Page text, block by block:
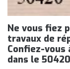
Ne vous fiez
travaux de
Confiez-vous
dans le